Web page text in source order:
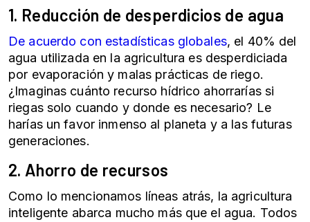
1. Reducción de desperdicios de agua
De acuerdo con estadísticas globales, el 40% del
agua utilizada en la agricultura es desperdiciada
por evaporación y malas prácticas de riego.
¿Imaginas cuánto recurso hídrico ahorrarías si
riegas solo cuando y donde es necesario? Le
harías un favor inmenso al planeta y a las futuras
generaciones.
2. Ahorro de recursos
Como lo mencionamos líneas atrás, la agricultura
inteligente abarca mucho más que el agua. Todos